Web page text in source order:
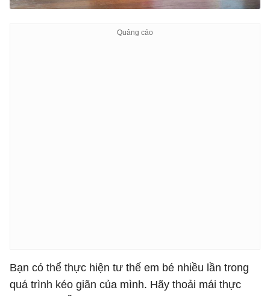
Bạn có thể thực hiện tư thế em bé nhiều lần trong
quá trình kéo giãn của mình. Hãy thoải mái thực